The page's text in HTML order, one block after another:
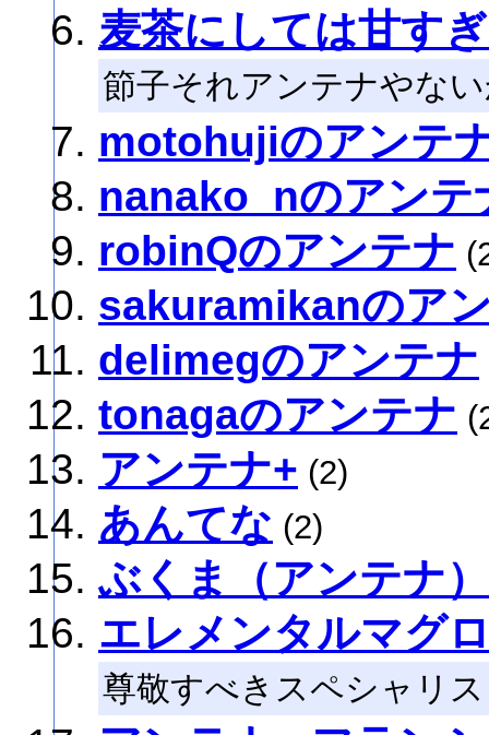
麦茶にしては甘す
節子それアンテナやな
motohujiのアンテ
nanako_nのアンテ
robinQのアンテナ
sakuramikanのア
delimegのアンテナ
tonagaのアンテナ
アンテナ+ (2)
あんてな (2)
ぶくま（アンテナ）
エレメンタルマグ
尊敬すべきスペシャリ